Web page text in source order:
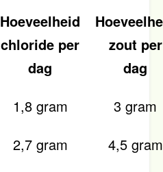
Hoeveelheid
chloride per
dag
zout per
dag
1,8 gram
3 gram
2,7 gram
4,5 gram